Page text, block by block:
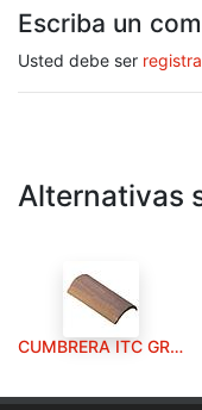
Escriba un
Usted debe ser
Alternativas
CUMBRERA ITC GREDOS ARENA QUEMADA.